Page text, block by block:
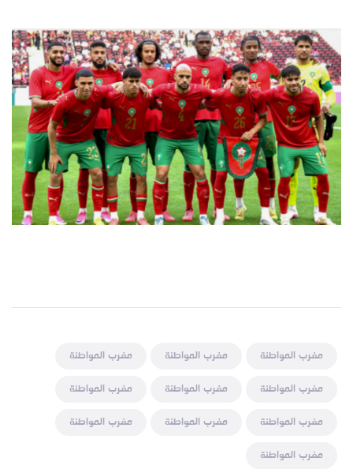
مغرب المواطنة مغرب المواطنة
مغرب المواطنة
مغرب المواطنة
مغرب المواطنة
مغرب المواطنة
مغرب المواطنة
مغرب المواطنة
مغرب المواطنة
مغرب المواطنة